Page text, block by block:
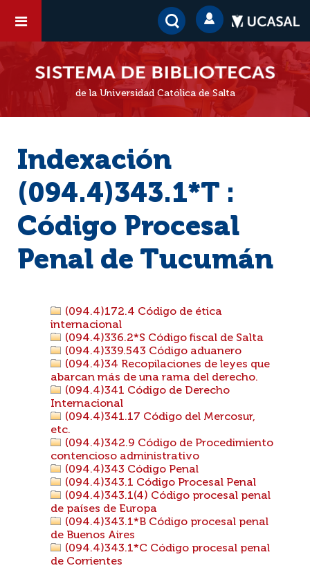
de la Universidad Católica de Salta
Indexación
(094.4)343.1*T :
Código Procesal
Penal de Tucumán
(094.4)172.4 Código de ética
internacional
(094.4)336.2*S Código fiscal de Salta
(094.4)339.543 Código aduanero
(094.4)34 Recopilaciones de leyes que
abarcan más de una rama del derecho.
(094.4)341 Código de Derecho
Internacional
(094.4)341.17 Código del Mercosur,
etc.
(094.4)342.9 Código de Procedimiento
contencioso administrativo
(094.4)343 Código Penal
(094.4)343.1 Código Procesal Penal
(094.4)343.1(4) Código procesal penal
de países de Europa
(094.4)343.1*B Código procesal penal
de Buenos Aires
(094.4)343.1*C Código procesal penal
de Corrientes